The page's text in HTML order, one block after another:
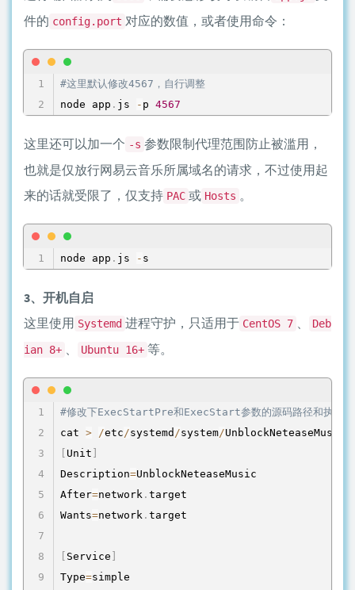
件的 config.port 对应的数值，或者使用命令：
#这里默认修改4567，自行调整
node app . js - p 4567
这里还可以加一个 -s 参数限制代理范围防止被滥用，
也就是仅放行网易云音乐所属域名的请求，不过使用起
来的话就受限了，仅支持 PAC 或 Hosts 。
node app . js - s
3、开机自启
这里使用 Systemd 进程守护，只适用于 CentOS 7 Deb
ian 8+ Ubuntu 16+ 等。
#修改下ExecStartPre和ExecStart参数的源码路径和执行命
cat > /etc /systemd /system/UnblockNeteaseMusic
[ Unit ]
Description=UnblockNeteaseMusic
After=network . target
Wants=network . target
[ Service ]
Type=simple